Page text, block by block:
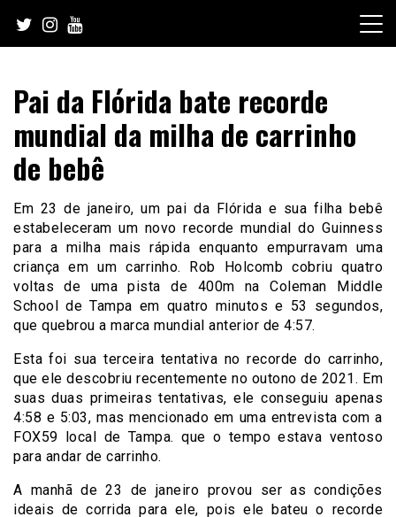
content
Pai da Flórida bate recorde
mundial da milha de carrinho
de bebê
Em 23 de janeiro, um pai da Flórida e sua filha bebê
estabeleceram um novo recorde mundial do Guinness
para a milha mais rápida enquanto empurravam uma
criança em um carrinho. Rob Holcomb cobriu quatro
voltas de uma pista de 400m na Coleman Middle
School de Tampa em quatro minutos e 53 segundos,
que quebrou a marca mundial anterior de 4:57.
Esta foi sua terceira tentativa no recorde do carrinho,
que ele descobriu recentemente no outono de 2021. Em
suas duas primeiras tentativas, ele conseguiu apenas
4:58 e 5:03, mas mencionado em uma entrevista com a
FOX59 local de Tampa. que o tempo estava ventoso
para andar de carrinho.
A manhã de 23 de janeiro provou ser as condições
ideais de corrida para ele, pois ele bateu o recorde